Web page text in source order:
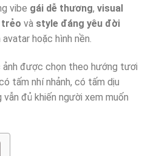
vibe gái dễ thương, visual
trẻo và style đáng yêu đời
hoặc hình nền.
ảnh được chọn theo hướng tươi
tấm nhí nhảnh, có tấm dịu
vẫn đủ khiến người xem muốn